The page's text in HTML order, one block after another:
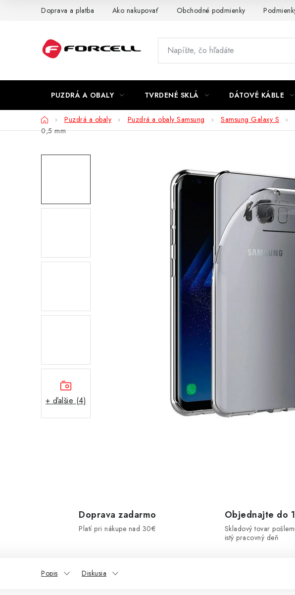
Doprava a platba Ako nakupovať Obchodné podmienky
PUZDRÁ A OBALY TVRDENÉ SKLÁ DÁTOVÉ KÁBLE
DomovPuzdrá a obaly Puzdrá a obaly Samsung Samsung Galaxy S
0,5 mm
+ ďalšie (4)
Doprava zadarmo
Platí pri nákupe nad 30€
Objednajte do
Skladový tovar
istý pracovný deň
Popis Diskusia